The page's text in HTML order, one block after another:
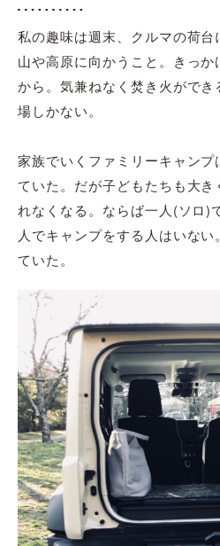
私の趣味は週末、クルマの荷
山や高原に向かうこと。きっ
から。気兼ねなく焚き火がで
場しかない。
家族でいくファミリーキャン
ていた。だが子どもたちも大き
れなくなる。ならば一人(ソロ)
人でキャンプをする人はいな
ていた。